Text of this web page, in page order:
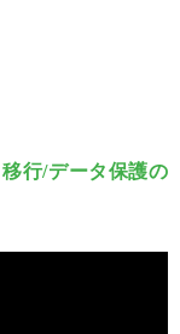
移行/データ保護の